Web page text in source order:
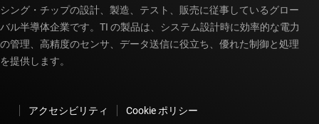
シング・チップの設計、製造、テスト、販売に従事しているグロー
バル半導体企業です。TI の製品は、システム設計時に効率的な電力
の管理、高精度のセンサ、データ送信に役立ち、優れた制御と処理
を提供します。
アクセシビリティ
Cookie ポリシー